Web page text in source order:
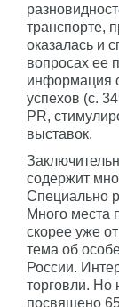
транспорте,
оказалась и
вопросах ее
информация
успехов (с.
PR,
выставок.
содержит
Специально
Много места
скорее уже
тема об
России.
торговли. Но
посвящено